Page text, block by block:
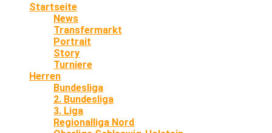
Startseite
News
Transfermarkt
Portrait
Story
Turniere
Herren
Bundesliga
2. Bundesliga
3. Liga
Regionalliga Nord